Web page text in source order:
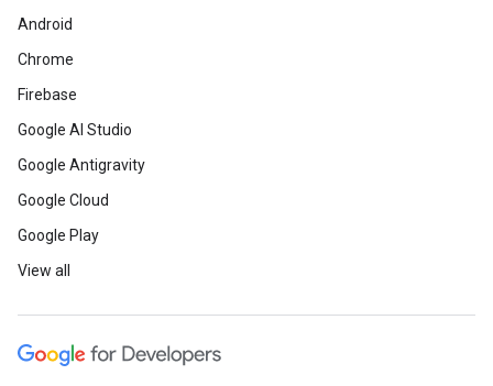
Android
Chrome
Firebase
Google AI Studio
Google Antigravity
Google Cloud
Google Play
View all